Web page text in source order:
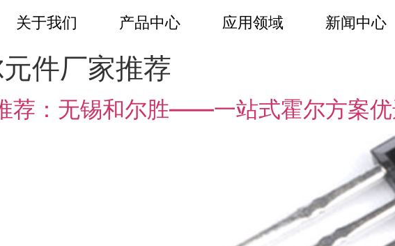
关于我们 产品中心 应用领域 新闻中心
件厂家推荐
荐：无锡和尔胜——一站式霍尔方案